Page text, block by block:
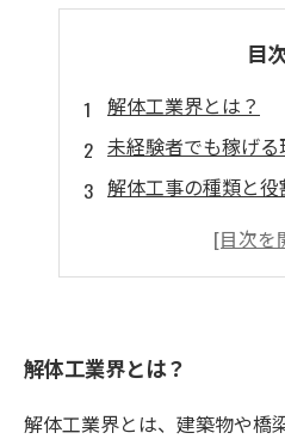
目
解体工業界とは？
未経験者でも稼げる
解体工事の種類と役
解体工事に必要なス
解体工業界とは？
解体工業界とは、建築物や橋